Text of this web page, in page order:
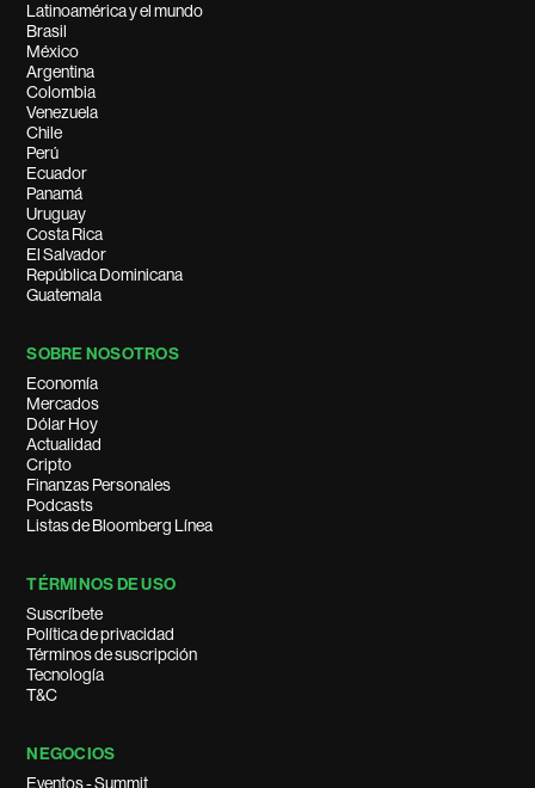
Latinoamérica y el mundo
Brasil
México
Argentina
Colombia
Venezuela
Chile
Perú
Ecuador
Panamá
Uruguay
Costa Rica
El Salvador
República Dominicana
Guatemala
SOBRE NOSOTROS
Economía
Mercados
Dólar Hoy
Actualidad
Cripto
Finanzas Personales
Podcasts
Listas de Bloomberg Línea
TÉRMINOS DE USO
Suscríbete
Política de privacidad
Términos de suscripción
Tecnología
T&C
NEGOCIOS
Eventos - Summit